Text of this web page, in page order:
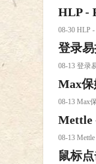
HLP -
08-30 HLP
登录易
08-13 登录
Max保
08-13 Max
Mettle
08-13
鼠标